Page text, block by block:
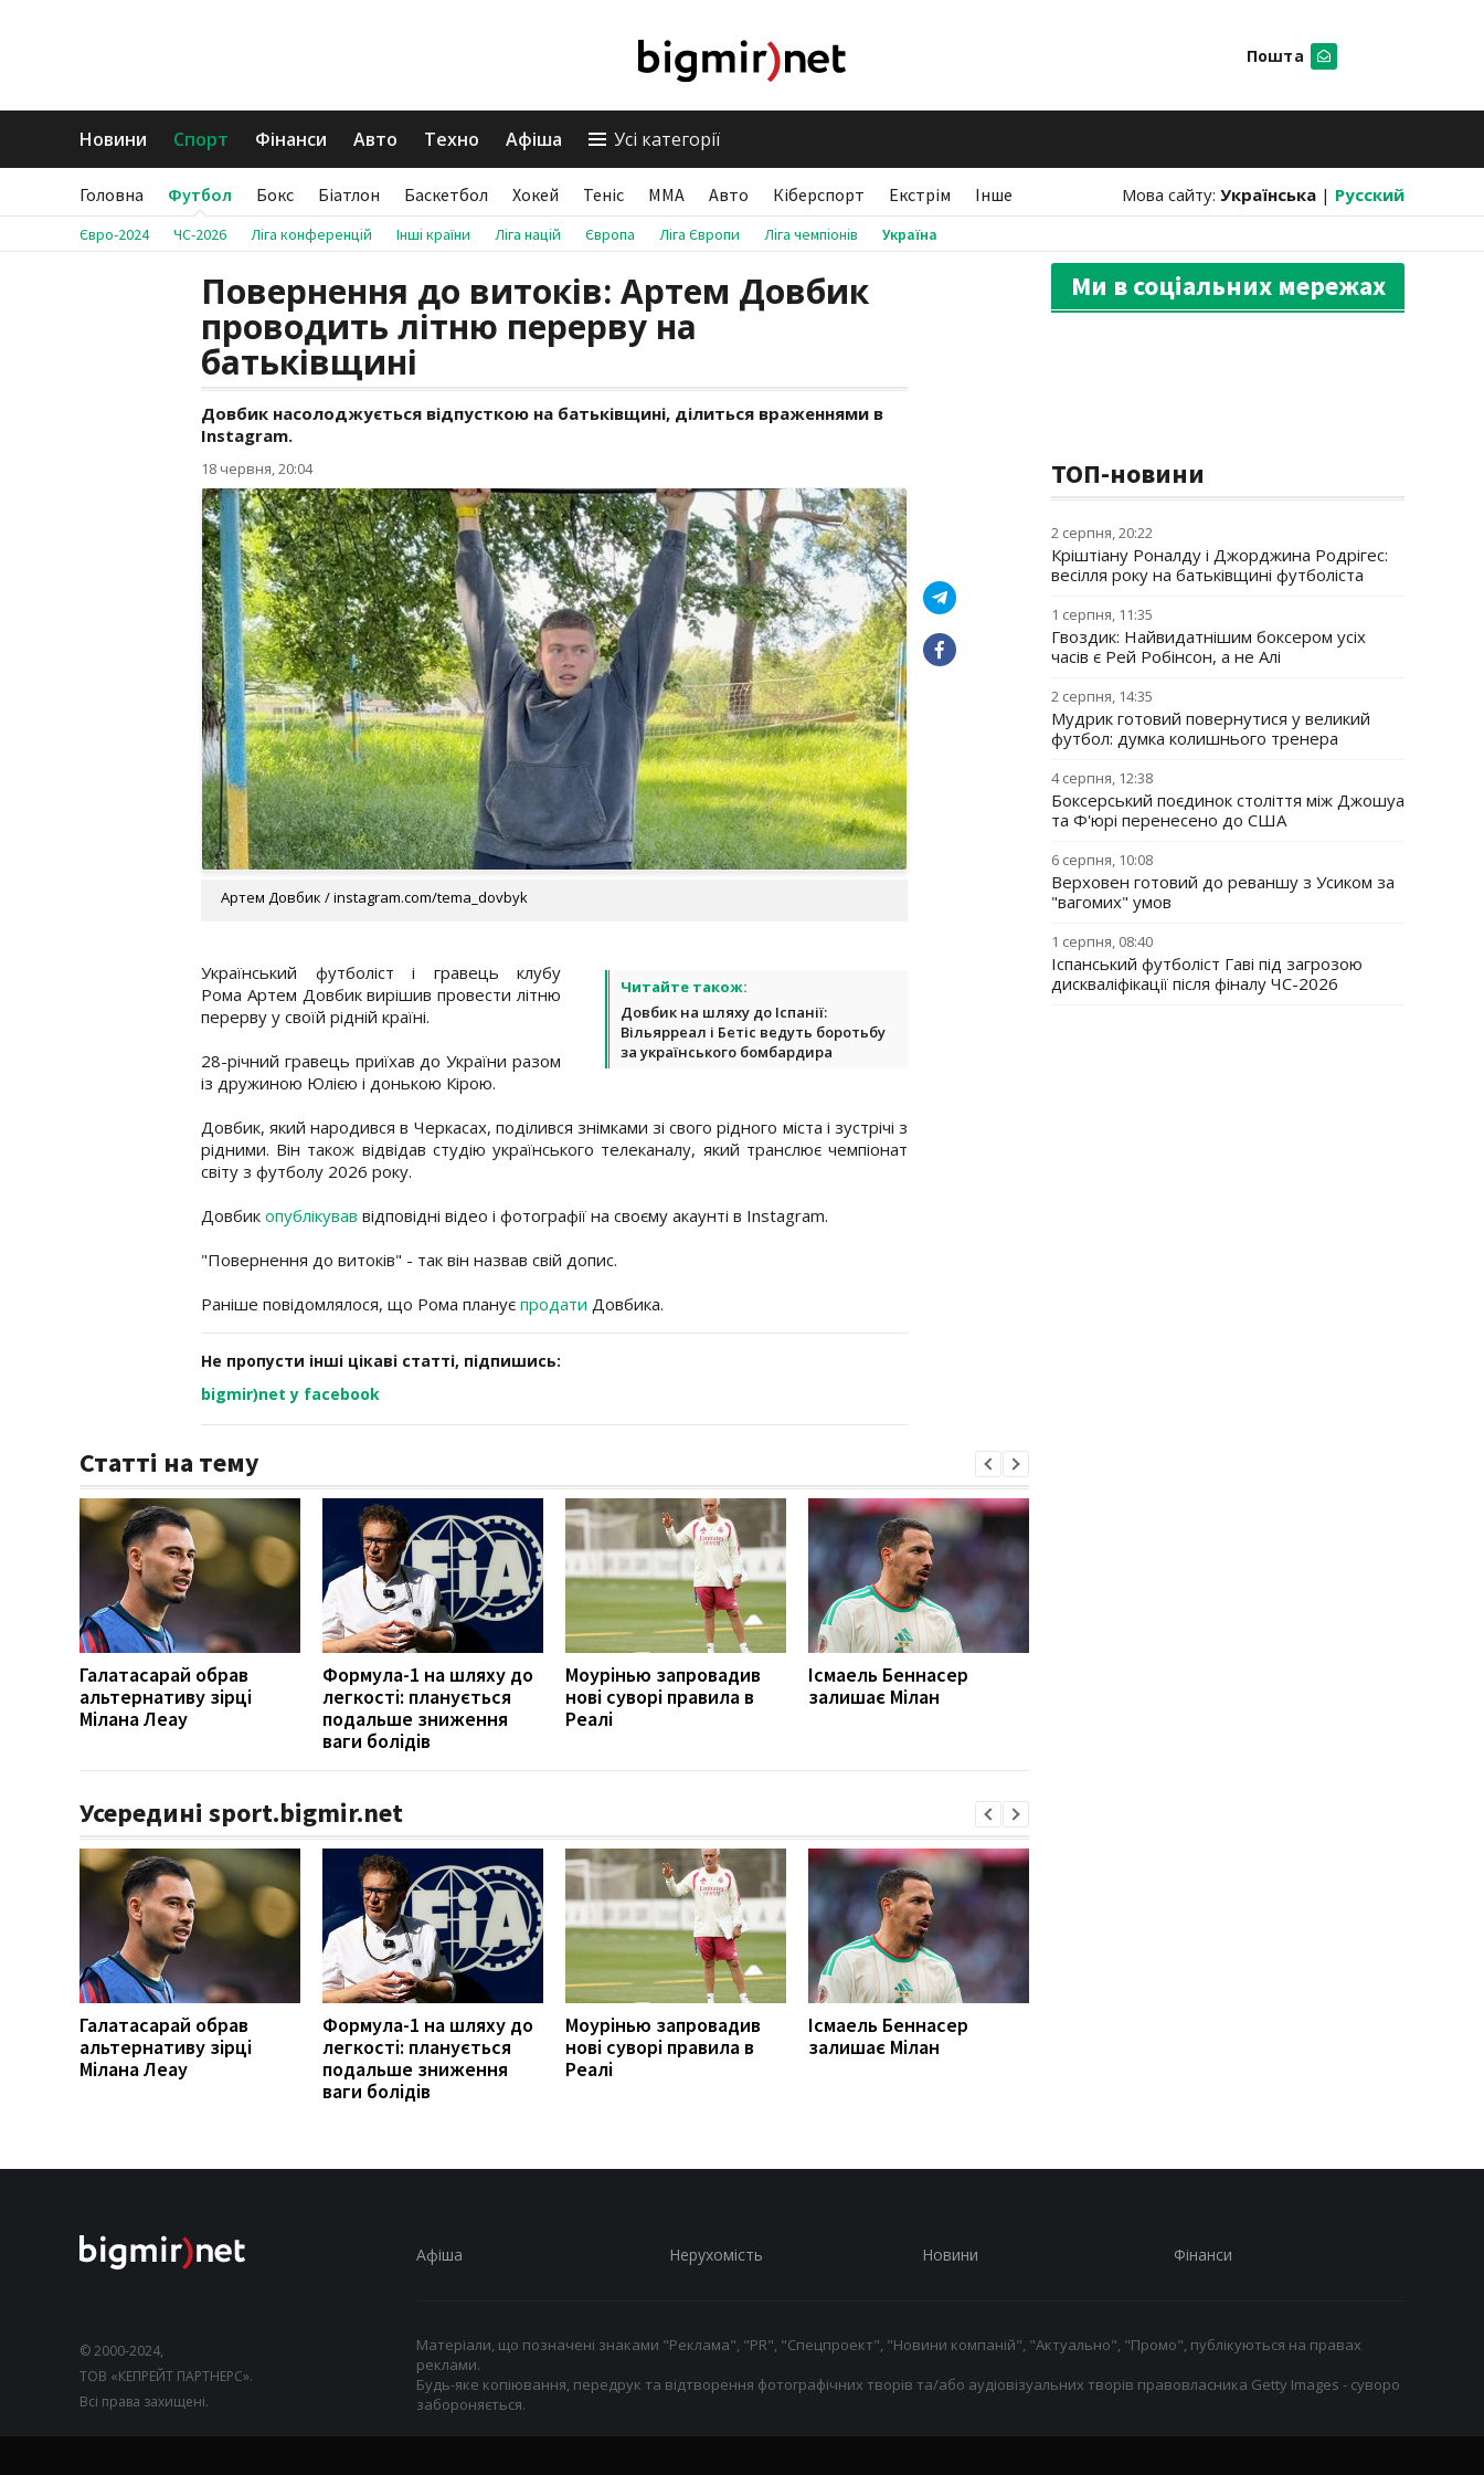
Пошта
Новини Спорт Фінанси Авто Техно Афіша Усі категорії
Головна Футбол Бокс Біатлон Баскетбол Хокей Теніс ММА Авто Кіберспорт Екстрім Інше Мова сайту: Українська | Русский
Євро-2024 ЧС-2026 Ліга конференцій Інші країни Ліга націй Європа Ліга Європи Ліга чемпіонів Україна
Повернення до витоків: Артем Довбик
проводить літню перерву на
батьківщині
Довбик насолоджується відпусткою на батьківщині, ділиться враженнями в
Instagram.
18 червня, 20:04
Артем Довбик / instagram.com/tema_dovbyk
Читайте також:
Довбик на шляху до Іспанії:
Вільярреал і Бетіс ведуть боротьбу
за українського бомбардира
Український футболіст і гравець клубу
Рома Артем Довбик вирішив провести літню
перерву у своїй рідній країні.
28-річний гравець приїхав до України разом
із дружиною Юлією і донькою Кірою.
Довбик, який народився в Черкасах, поділився знімками зі свого рідного міста і зустрічі з
рідними. Він також відвідав студію українського телеканалу, який транслює чемпіонат
світу з футболу 2026 року.
Довбик опублікував відповідні відео і фотографії на своєму акаунті в Instagram.
"Повернення до витоків" - так він назвав свій допис.
Раніше повідомлялося, що Рома планує продати Довбика.
Не пропусти інші цікаві статті, підпишись:
bigmir)net у facebook
Статті на тему
Галатасарай обрав
альтернативу зірці
Мілана Леау
Формула-1 на шляху до
легкості: планується
подальше зниження
ваги болідів
Моурінью запровадив
нові суворі правила в
Реалі
Ісмаель Беннасер
залишає Мілан
Усередині sport.bigmir.net
Галатасарай обрав
альтернативу зірці
Мілана Леау
Формула-1 на шляху до
легкості: планується
подальше зниження
ваги болідів
Моурінью запровадив
нові суворі правила в
Реалі
Ісмаель Беннасер
залишає Мілан
Ми в соціальних мережах
ТОП-новини
2 серпня, 20:22
Кріштіану Роналду і Джорджина Родрігес:
весілля року на батьківщині футболіста
1 серпня, 11:35
Гвоздик: Найвидатнішим боксером усіх
часів є Рей Робінсон, а не Алі
2 серпня, 14:35
Мудрик готовий повернутися у великий
футбол: думка колишнього тренера
4 серпня, 12:38
Боксерський поєдинок століття між Джошуа
та Ф'юрі перенесено до США
6 серпня, 10:08
Верховен готовий до реваншу з Усиком за
"вагомих" умов
1 серпня, 08:40
Іспанський футболіст Гаві під загрозою
дискваліфікації після фіналу ЧС-2026
© 2000-2024,
ТОВ «КЕПРЕЙТ ПАРТНЕРС».
Всі права захищені.
Афіша Нерухомість Новини Фінанси
Матеріали, що позначені знаками "Реклама", "PR", "Спецпроект", "Новини компаній", "Актуально", "Промо", публікуються на правах
реклами.
Будь-яке копіювання, передрук та відтворення фотографічних творів та/або аудіовізуальних творів правовласника Getty Images - суворо
забороняється.